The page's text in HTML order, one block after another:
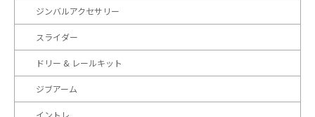
ジンバルアクセサリー
スライダー
ドリー & レールキット
ジブアーム
イントレ